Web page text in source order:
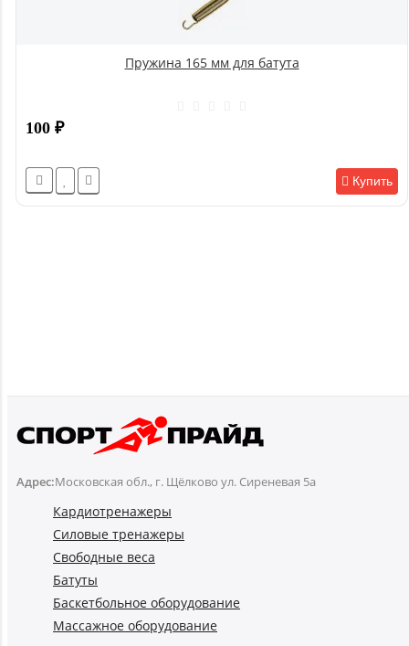
Пружина 165 мм для батута
100 ₽
Купить
Адрес:Московская обл., г. Щёлково ул. Сиреневая 5а
Кардиотренажеры
Силовые тренажеры
Свободные веса
Батуты
Баскетбольное оборудование
Массажное оборудование